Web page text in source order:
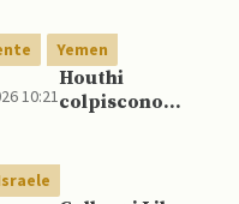
Yemen
10:21
Houthi
colpiscono
Yemen rischia